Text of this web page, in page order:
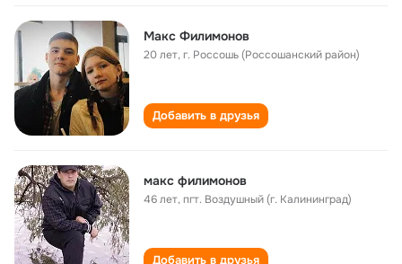
Макс Филимонов
20 лет,г. Россошь (Россошанский район)
Добавить в друзья
макс филимонов
46 лет,пгт. Воздушный (г. Калининград)
Добавить в друзья